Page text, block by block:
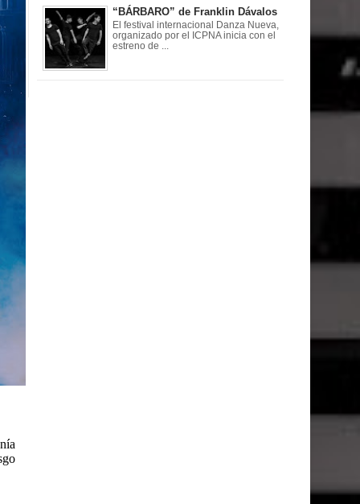
“BÁRBARO” de Franklin Dávalos
El festival internacional Danza Nueva,
organizado por el ICPNA inicia con el
estreno de ...